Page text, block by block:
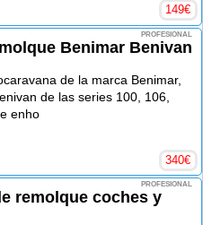
149€
PROFESIONAL
Benimar Benivan
de la marca Benimar,
de las series 100, 106,
enho
340€
PROFESIONAL
remolque coches y